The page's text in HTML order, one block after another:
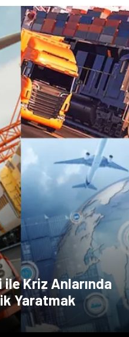
Kiralama Servisleri
Bilişim
Periyodik Kontrol
İthalat İhracat
Tarım & Hayvancılık
ile Kriz Anlarında
Yaratmak